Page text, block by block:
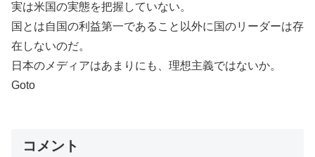
実は米国の実態を把握していない。
国とは自国の利益第一であること以外に国のリーダーは存
在しないのだ。
日本のメディアはあまりにも、理想主義ではないか。
Goto
コメント